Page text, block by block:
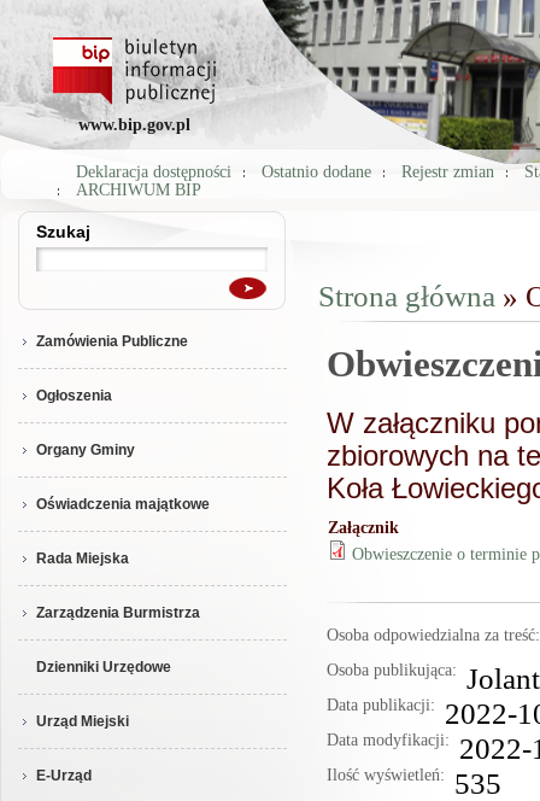
www.bip.gov.pl
Deklaracja dostępności Ostatnio dodane Rejestr zmian
ARCHIWUM BIP
Szukaj
Szukaj
Zamówienia Publiczne
Ogłoszenia
Organy Gminy
Oświadczenia majątkowe
Rada Miejska
Zarządzenia Burmistrza
Dzienniki Urzędowe
Urząd Miejski
E-Urząd
Jesteś tutaj
Strona główna »
W załączniku
zbiorowych na
Koła
Załącznik
Obwieszczenie o terminie
Osoba odpowiedzialna za
Osoba publikująca:
Data publikacji: 2022-
Data modyfikacji: 2022-
Ilość wyświetleń: 535